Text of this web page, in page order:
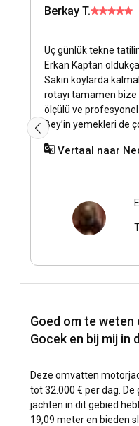
Berkay T.
Üç günlük tekne
Erkan Kaptan
Sakin koylarda
rotayı tamamen bize
ölçülü ve profesyonel
Bey’in yemekleri de
isteğimizle çok
yorumda son
özellikle belirtmek
tatili için gönül
Vertaal naar
Goed om te
Gocek en bij mij in
Deze omvatten
tot 32.000 € per dag. De
jachten in dit gebied
19,09 meter en bieden